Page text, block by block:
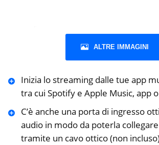
ALTRE IMMAGINI
Inizia lo streaming dalle tue app
tra cui Spotify e Apple Music, app
C’è anche una porta di ingresso
audio in modo da poterla
tramite un cavo ottico (non